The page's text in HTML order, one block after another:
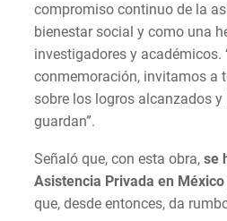
compromiso continuo de la
bienestar social y como una
investigadores y académicos.
conmemoración, invitamos a
sobre los logros alcanzados
guardan”.
Señaló que, con esta obra, se
Asistencia Privada en México
que, desde entonces, da